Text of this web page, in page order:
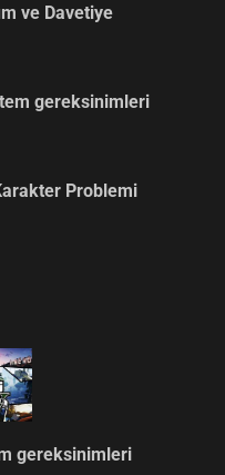
ve Davetiye
gereksinimleri
Problemi
gereksinimleri